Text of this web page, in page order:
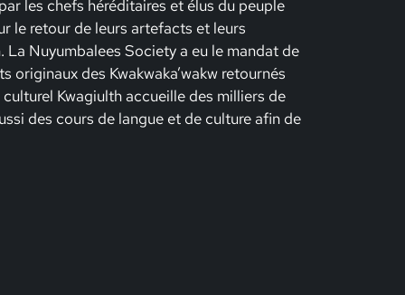
les chefs héréditaires et élus du peuple
le retour de leurs artefacts et leurs
Nuyumbalees Society a eu le mandat de
des Kwakwaka’wakw retournés
Kwagiulth accueille des milliers de
des cours de langue et de culture afin de